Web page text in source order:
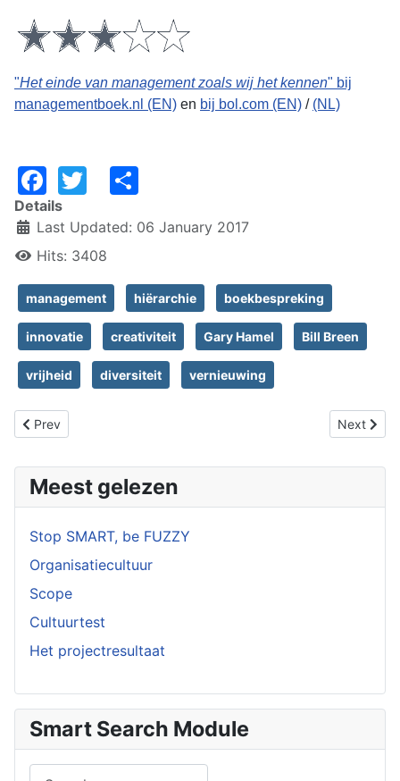
"Het einde van management zoals wij het kennen" bij
managementboek.nl (EN) en bij bol.com (EN) / (NL)
Facebook
Twitter
Details
Last Updated: 06 January 2017
Hits: 3408
management hiërarchie boekbespreking
innovatie creativiteit Gary Hamel Bill Breen
vrijheid diversiteit vernieuwing
Previous article: De handboeken voorbij
Prev Next
Next
Meest gelezen
Stop SMART, be FUZZY
Organisatiecultuur
Scope
Cultuurtest
Het projectresultaat
Smart Search Module